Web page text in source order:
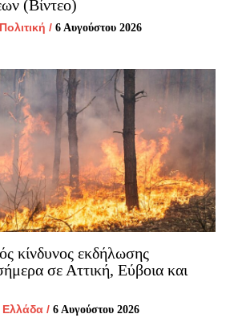
(Βίντεο)
Πολιτική / 6 Αυγούστου 2026
κίνδυνος εκδήλωσης
σε Αττική, Εύβοια και
Ελλάδα/ 6 Αυγούστου 2026